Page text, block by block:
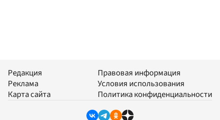
Редакция
Реклама
Карта сайта
Правовая информация
Условия использования
Политика конфиденциальности